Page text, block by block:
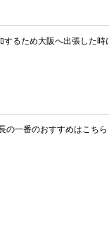
るため大阪へ出張した
の一番のおすすめはこ